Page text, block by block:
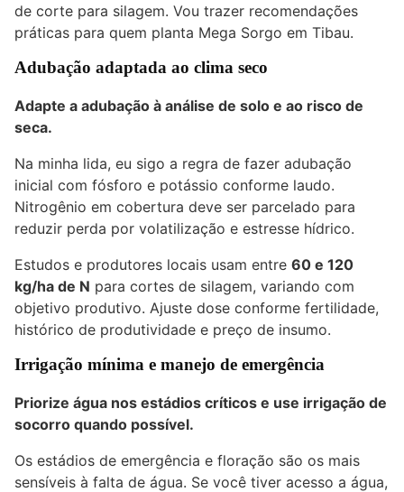
de corte para silagem. Vou trazer recomendações
práticas para quem planta Mega Sorgo em Tibau.
Adubação adaptada ao clima seco
Adapte a adubação à análise de solo e ao risco de
seca.
Na minha lida, eu sigo a regra de fazer adubação
inicial com fósforo e potássio conforme laudo.
Nitrogênio em cobertura deve ser parcelado para
reduzir perda por volatilização e estresse hídrico.
Estudos e produtores locais usam entre 60 e 120
kg/ha de N para cortes de silagem, variando com
objetivo produtivo. Ajuste dose conforme fertilidade,
histórico de produtividade e preço de insumo.
Irrigação mínima e manejo de emergência
Priorize água nos estádios críticos e use irrigação de
socorro quando possível.
Os estádios de emergência e floração são os mais
sensíveis à falta de água. Se você tiver acesso a água,